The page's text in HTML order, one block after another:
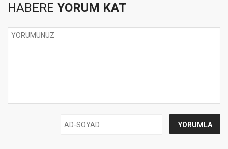
HABERE YORUM KAT